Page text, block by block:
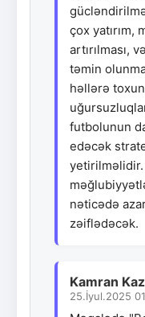
çox yatırım,
artırılması,
təmin
həllərə
futbolunun
edəcək
nəticədə
zəiflədəcək.
Kamran
25.İyul.2025